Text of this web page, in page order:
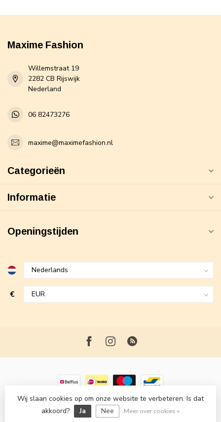
Maxime Fashion
Willemstraat 19
2282 CB Rijswijk
Nederland
06 82473276
maxime@maximefashion.nl
Categorieën
Informatie
Openingstijden
€
© Copyright 2026 Maxime Fashion- Powered byLightspeed-
Lightspeed design
Dyvelopment
Wij slaan cookies op om onze website te verbeteren. Is dat
akkoord?
Ja Nee Meer over cookies »